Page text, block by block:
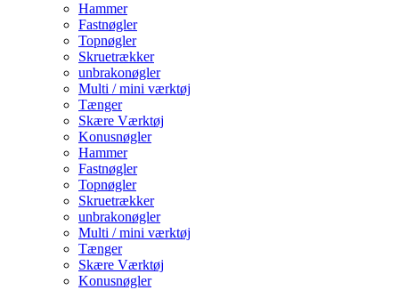
Hammer
Fastnøgler
Topnøgler
Skruetrækker
unbrakonøgler
Multi / mini værktøj
Tænger
Skære Værktøj
Konusnøgler
Hammer
Fastnøgler
Topnøgler
Skruetrækker
unbrakonøgler
Multi / mini værktøj
Tænger
Skære Værktøj
Konusnøgler